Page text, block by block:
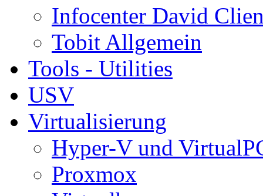
Infocenter David
Tobit Allgemein
Tools - Utilities
USV
Virtualisierung
Hyper-V und
Proxmox